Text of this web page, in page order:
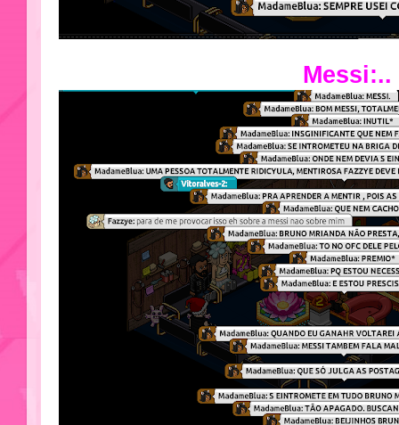
Messi:..